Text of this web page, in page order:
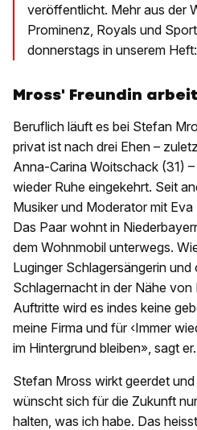
veröffentlicht. Mehr aus der
Prominenz, Royals und
donnerstags in unserem Heft:
Mross' Freundin
Beruflich läuft es bei Stefan
privat ist nach drei Ehen –
Anna-Carina Woitschack (31)
wieder Ruhe eingekehrt. Seit
Musiker und Moderator mit
Das Paar wohnt in
dem Wohnmobil unterwegs.
Luginger Schlagersängerin und
Schlagernacht in der Nähe von
Auftritte wird es indes keine
meine Firma und für ‹Immer
im Hintergrund bleiben», sagt er.
Stefan Mross wirkt geerdet
wünscht sich für die Zukunft
halten, was ich habe. Das